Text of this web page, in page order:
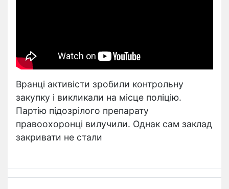
Вранці активісти зробили контрольну
закупку і викликали на місце поліцію.
Партію підозрілого препарату
правоохоронці вилучили. Однак сам заклад
закривати не стали